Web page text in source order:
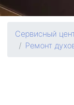
Сервисный
Ремонт